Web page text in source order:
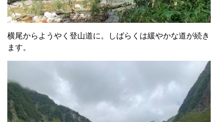
横尾からようやく登山道に。しばらくは緩やかな道が続き
ます。